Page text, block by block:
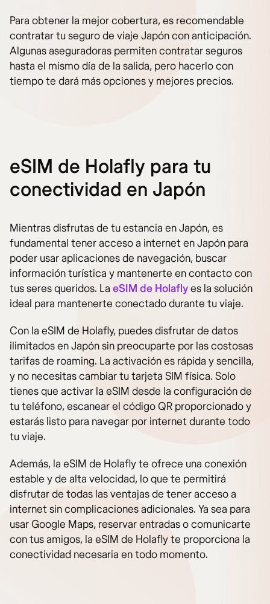
Para obtener la mejor cobertura, es recomendable
contratar tu seguro de viaje Japón con anticipación.
Algunas aseguradoras permiten contratar seguros
hasta el mismo día de la salida, pero hacerlo con
tiempo te dará más opciones y mejores precios.
eSIM de Holafly para tu
conectividad en Japón
Mientras disfrutas de tu estancia en Japón, es
fundamental tener acceso a internet en Japón para
poder usar aplicaciones de navegación, buscar
información turística y mantenerte en contacto con
tus seres queridos. La eSIM de Holaflyes la solución
ideal para mantenerte conectado durante tu viaje.
Con la eSIM de Holafly, puedes disfrutar de datos
ilimitados en Japón sin preocuparte por las costosas
tarifas de roaming. La activación es rápida y sencilla,
y no necesitas cambiar tu tarjeta SIM física. Solo
tienes que activar la eSIM desde la configuración de
tu teléfono, escanear el código QR proporcionado y
estarás listo para navegar por internet durante todo
tu viaje.
Además, la eSIM de Holafly te ofrece una conexión
estable y de alta velocidad, lo que te permitirá
disfrutar de todas las ventajas de tener acceso a
internet sin complicaciones adicionales. Ya sea para
usar Google Maps, reservar entradas o comunicarte
con tus amigos, la eSIM de Holafly te proporciona la
conectividad necesaria en todo momento.